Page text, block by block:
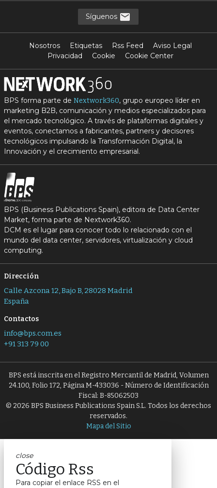
Síguenos
Nosotros Etiquetas Rss Feed
Aviso Legal
Privacidad
Cookie Cookie Center
BPS forma parte de Nextwork360, grupo europeo líder en
marketing B2B, comunicación y medios especializados para
el mercado tecnológico. A través de plataformas digitales y
eventos, conectamos a fabricantes, partners y decisores
tecnológicos impulsando la Transformación Digital, la
Innovación y el crecimiento empresarial.
BPS (Business Publications Spain), editora de Data Center
Market, forma parte de Nextwork360.
DCM es el lugar para conocer todo lo relacionado con el
mundo del data center, servidores, virtualización y cloud
computing.
Dirección
Calle Azcona 12, Bajo B, 28028 Madrid
España
Contactos
info@bps.com.es
+91 313 79 00
BPS está inscrita en el Registro Mercantil de Madrid, Volumen
24.100, Folio 172, Página M-433036 - Número de Identificación
Fiscal: B-85062503
© 2026 BPS Business Publications Spain S.L. Todos los derechos
reservados.
Mapa del Sitio
close
Código Rss
Para copiar el enlace RSS en el